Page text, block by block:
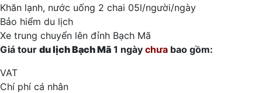
Khăn lạnh, nước uống 2 chai 05l/người/ngày
Bảo hiểm du lịch
Xe trung chuyển lên đỉnh Bạch Mã
Giá tour du lịch Bạch Mã 1 ngày chưa bao gồm:
VAT
Chí phí cá nhân